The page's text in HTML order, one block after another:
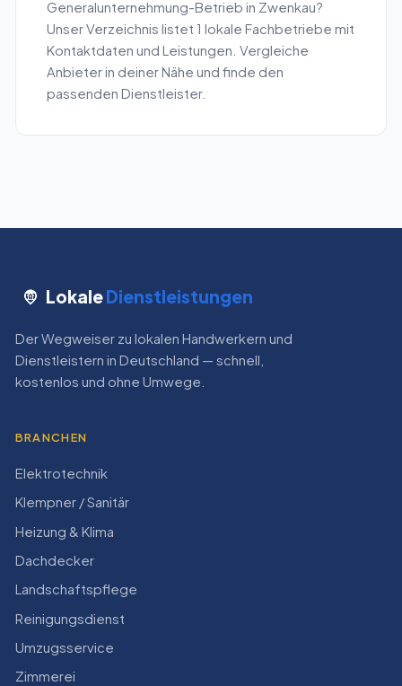
Generalunternehmung-Betrieb in Zwenkau?
Unser Verzeichnis listet 1 lokale Fachbetriebe mit
Kontaktdaten und Leistungen. Vergleiche
Anbieter in deiner Nähe und finde den
passenden Dienstleister.
LokaleDienstleistungen
Der Wegweiser zu lokalen Handwerkern und
Dienstleistern in Deutschland — schnell,
kostenlos und ohne Umwege.
BRANCHEN
Elektrotechnik
Klempner / Sanitär
Heizung & Klima
Dachdecker
Landschaftspflege
Reinigungsdienst
Umzugsservice
Zimmerei